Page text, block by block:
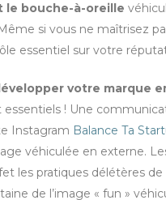
le bouche-à-oreille
si vous ne maîtrisez
essentiel sur votre
votre marque
essentiels ! Une
Instagram Balance Ta
véhiculée en externe.
les pratiques délétères
de l’image « fun »